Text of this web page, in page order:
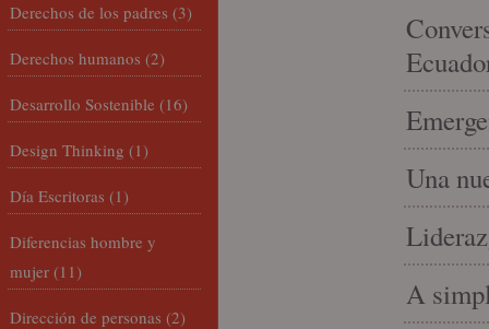
Una
A
Derechos de los padres (3)
Derechos humanos (2)
Desarrollo Sostenible (16)
Design Thinking (1)
Día Escritoras (1)
Diferencias hombre y
mujer (11)
Dirección de personas (2)